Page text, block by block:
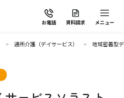
お電話 資料請求 メニュー
通所介護（デイサービス） 地域密着型